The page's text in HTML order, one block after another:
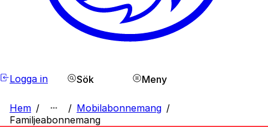
Logga in Sök Meny
Hem / / Mobilabonnemang /
Familjeabonnemang